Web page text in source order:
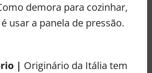
demora para cozinhar,
usar a panela de pressão.
| Originário da Itália tem